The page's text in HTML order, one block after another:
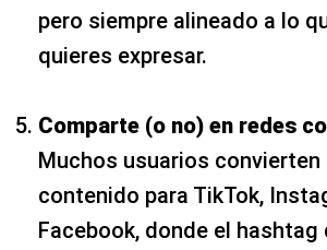
pero siempre alineado a lo
quieres expresar.
Comparte (o no) en redes
Muchos usuarios
contenido para TikTok,
Facebook, donde el hashtag